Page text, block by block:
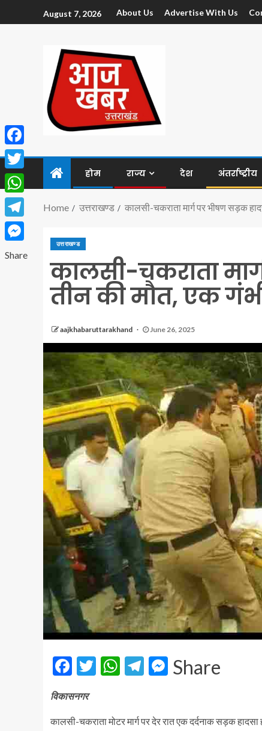
August 7, 2026 About Us Advertise With Us
होम राज्य देश अंतर्राष्ट्रीय
Home उत्तराखण्ड कालसी-चकराता मार्ग पर भीषण सड़क
उत्तराखण्ड
कालसी-चकराता
तीन की मौत, एक
aajkhabaruttarakhand June 26, 2025
Facebook
Twitter
WhatsApp
Telegram
Messenger
Share
विकासनगर
कालसी-चकराता मोटर मार्ग पर देर रात एक दर्दनाक सड़क
Facebook
Twitter
WhatsApp
Telegram
Messenger
Share